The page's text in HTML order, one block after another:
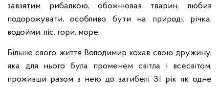
завзятим рибалкою, обожнював тварин, любив
подорожувати, особливо бути на природі: річка,
водойми, ліс, гори, море.
Більше свого життя Володимир кохав свою дружину,
яка для нього була променем світла і всесвітом,
проживши разом з нею до загибелі 31 рік як одне